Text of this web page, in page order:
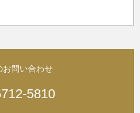
お問い合わせ
5810